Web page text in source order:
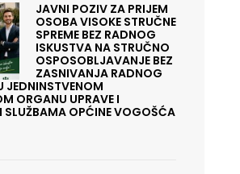
JAVNI POZIV ZA PRIJEM
OSOBA VISOKE STRUČNE
SPREME BEZ RADNOG
ISKUSTVA NA STRUČNO
OSPOSOBLJAVANJE BEZ
ZASNIVANJA RADNOG
JEDNINSTVENOM
ORGANU UPRAVE I
SLUŽBAMA OPĆINE VOGOŠĆA